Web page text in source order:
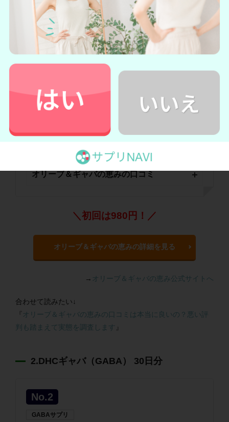
機能性関与成分であるGABAと、オリーブ由来ヒドロ
キシチロソールを配合したサプリメントです。
松樹皮エキス・紅麹・田七人参なども配合していま
保存料など余計な添加物を使用せず作られ
た、国内GMPに準拠した工場で医薬品レベルの品質が
プリを使いたい人におすすめのサプリメントと言える
でしょう。
オリーブ＆ギャバの恵み商品詳細情報
オリーブ＆ギャバの恵みの口コミ
＼初回は980円！／
オリーブ＆ギャバの恵みの詳細を見る
→ オリーブ＆ギャバの恵み公式サイトへ
合わせて読みたい↓
オリーブ＆ギャバの恵みの口コミは本当に良いの？悪い評
判も踏まえて実態を調査します
2.DHCギャバ（GABA） 30日分
No.2
GABAサプリ